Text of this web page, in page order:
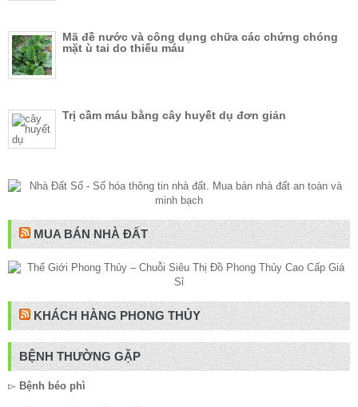
Mã đề nước và công dụng chữa các chứng chóng
mặt ù tai do thiếu máu
Trị cầm máu bằng cây huyết dụ đơn giản
MUA BÁN NHÀ ĐẤT
KHÁCH HÀNG PHONG THỦY
BỆNH THƯỜNG GẶP
▻ Bệnh béo phì